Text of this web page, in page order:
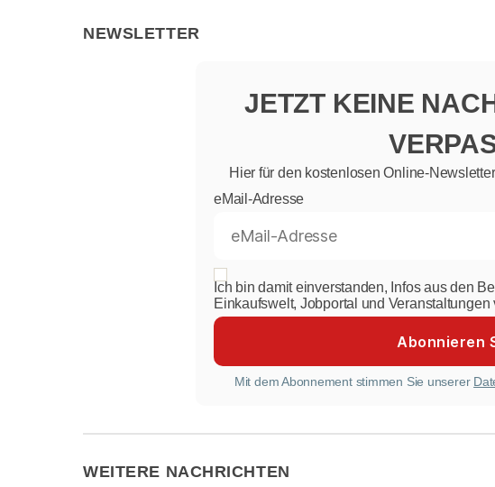
NEWSLETTER
JETZT KEINE
Hier für den kostenlosen Online-
eMail-Adresse
Ich bin damit einverstanden, Infos aus den
Einkaufswelt, Jobportal und
Mit dem Abonnement stimmen Sie unserer
WEITERE NACHRICHTEN